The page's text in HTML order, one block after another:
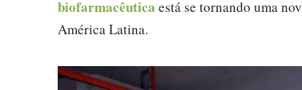
biofarmacêutica está se tornando uma
América Latina.